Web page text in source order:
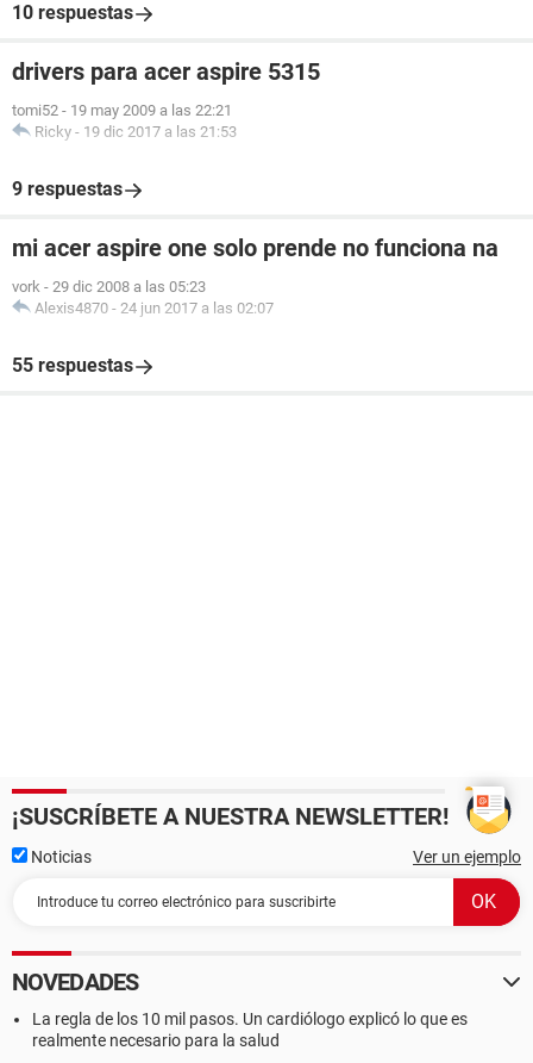
10 respuestas
drivers para acer aspire 5315
tomi52 - 19 may 2009 a las 22:21
Ricky - 19 dic 2017 a las 21:53
9 respuestas
mi acer aspire one solo prende no funciona na
vork - 29 dic 2008 a las 05:23
Alexis4870 - 24 jun 2017 a las 02:07
55 respuestas
¡SUSCRÍBETE A NUESTRA NEWSLETTER!
Noticias Ver un ejemplo
NOVEDADES
La regla de los 10 mil pasos. Un cardiólogo explicó lo que es
realmente necesario para la salud